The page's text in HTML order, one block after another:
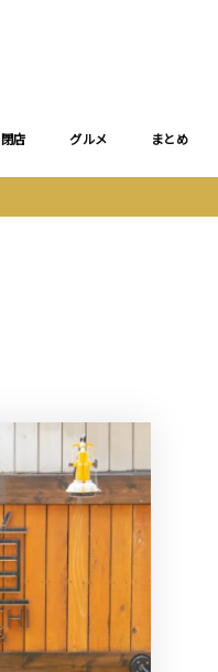
店 グルメ まとめ